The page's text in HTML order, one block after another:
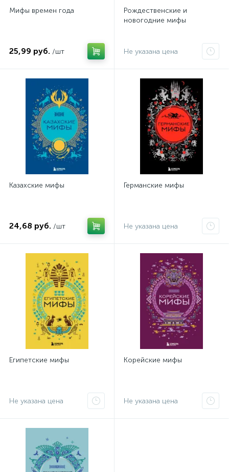
Мифы времен года
25,99 руб. /шт
Рождественские и
новогодние мифы
Не указана цена
Казахские мифы
24,68 руб. /шт
Германские мифы
Не указана цена
Египетские мифы
Не указана цена
Корейские мифы
Не указана цена